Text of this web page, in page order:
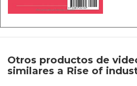
Otros productos de
similares a Rise of